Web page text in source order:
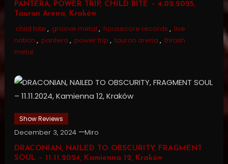
PANTERA, POWER TRIP, CHILD BITE – 4.02.2025,
Tauron Arena, Kraków
child bite , groove metal , housecore records , live
nation , pantera , power trip , tauron arena , thrash
metal
Show Reviews
December 3, 2024 Miro
DRACONIAN, NAILED TO OBSCURITY, FRAGMENT
SOUL – 11.11.2024, Kamienna 12, Kraków